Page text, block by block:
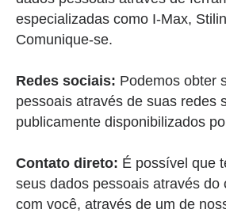
especializadas como I-Max,
Comunique-se.
Redes sociais: Podemos obter
pessoais através de suas redes
publicamente disponibilizados
Contato direto: É possível que
seus dados pessoais através do
com você, através de um de